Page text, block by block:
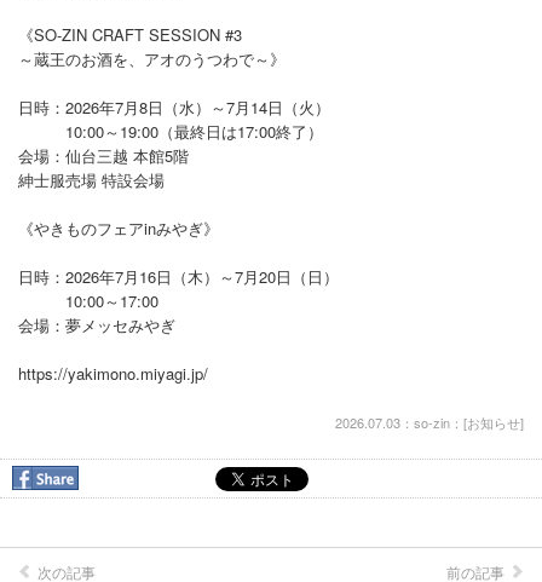
《SO-ZIN CRAFT SESSION #3
～蔵王のお酒を、アオのうつわで～》
日時：2026年7月8日（水）～7月14日（火）
10:00～19:00（最終日は17:00終了）
会場：仙台三越 本館5階
紳士服売場 特設会場
《やきものフェアinみやぎ》
日時：2026年7月16日（木）～7月20日（日）
10:00～17:00
会場：夢メッセみやぎ
https://yakimono.miyagi.jp/
2026.07.03：so-zin：[お知らせ]
次の記事 前の記事